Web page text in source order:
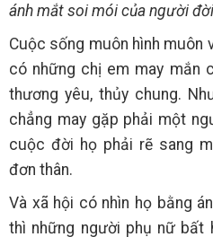
ánh mắt soi mói của người
Cuộc sống muôn hình muôn
có những chị em may mắn
thương yêu, thủy chung.
chẳng may gặp phải một
cuộc đời họ phải rẽ sang
đơn thân.
Và xã hội có nhìn họ bằng
thì những người phụ nữ bất